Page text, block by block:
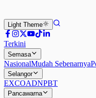
Light Theme
Terkini
Semasa
NasionalMudah Sebenarnya
Selangor
EXCOADNPBT
Pancawarna